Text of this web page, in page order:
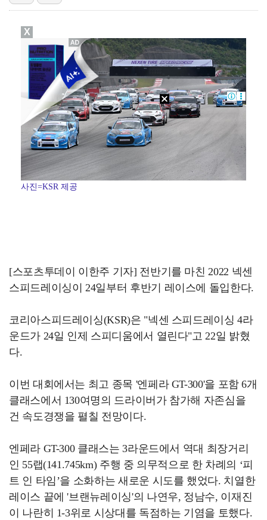
강채연, 제주삼다수 2R 깜짝 선두 도약…박민지 공동 …
정해인X강하늘X이청아X유재명X김선영 뭉쳤다…'아가미',…
'오징어 게임' 미국판 스핀오프, 제작 무산설 "넷플릭…
'1라운드 115위' 김민별, 2라운드 7타 줄이며 7…
[ST포토] 정지효, 반가운 손인사
사진=KSR 제공
[스포츠투데이 이한주 기자] 전반기를 마친 2022 넥센
스피드레이싱이 24일부터 후반기 레이스에 돌입한다.
코리아스피드레이싱(KSR)은 "넥센 스피드레이싱 4라
운드가 24일 인제 스피디움에서 열린다"고 22일 밝혔
다.
이번 대회에서는 최고 종목 '엔페라 GT-300'을 포함 6개
클래스에서 130여명의 드라이버가 참가해 자존심을
건 속도경쟁을 펼칠 전망이다.
엔페라 GT-300 클래스는 3라운드에서 역대 최장거리
인 55랩(141.745km) 주행 중 의무적으로 한 차례의 ‘피
트 인 타임’을 소화하는 새로운 시도를 했었다. 치열한
레이스 끝에 '브랜뉴레이싱'의 나연우, 정남수, 이재진
이 나란히 1-3위로 시상대를 독점하는 기염을 토했다.
X